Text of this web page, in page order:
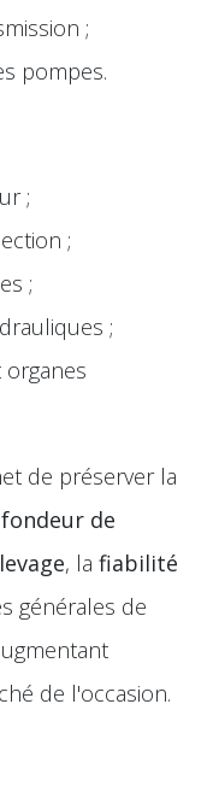
;
pompes.
;
;
;
;
de préserver la
de
, la fiabilité
générales de
de l'occasion.